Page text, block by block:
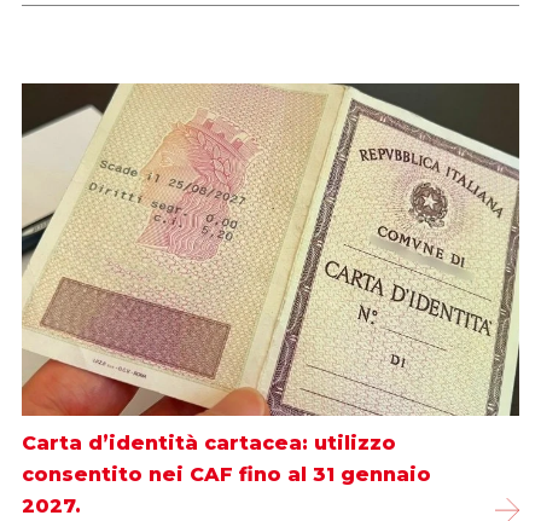
Carta d’identità cartacea: utilizzo
consentito nei CAF fino al 31 gennaio
2027.